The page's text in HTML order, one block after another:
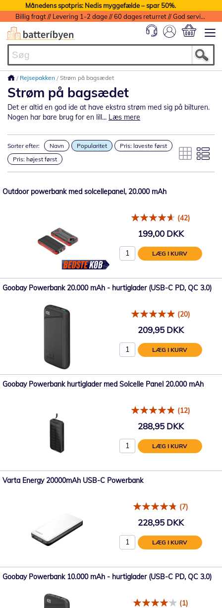
Månedens spotpris: Nedis myggefælde – spar 50%.
Billig fragt // Levering 1-2 dage // 60 dages returret // God service med garanti
Rejsepakken Strøm på bagsædet
Strøm på bagsædet
Det er altid en god ide at have ekstra strøm med sig på bilturen.
Nogen har bare brug for en lill... Læs mere
Sorter efter: Navn Popularitet
Pris: laveste først
Pris: højest først
Outdoor powerbank med solcellepanel, 20.000 mAh
(42)
199,00 DKK
LÆG I KURV
Goobay Powerbank 20.000 mAh - hurtiglader (USB-C PD, QC 3.0)
(20)
209,95 DKK
LÆG I KURV
Goobay Powerbank hurtiglader med Solcelle Panel 20.000 mAh
(12)
288,95 DKK
LÆG I KURV
Varta Energy 20000mAh USB-C Powerbank
(7)
228,95 DKK
LÆG I KURV
Goobay Powerbank 10.000 mAh - hurtiglader (USB-C PD, QC 3.0)
(1)